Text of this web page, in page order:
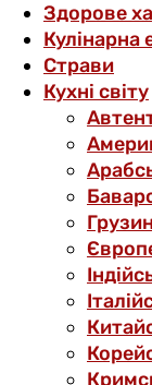
Здорове
Кулінарна
Страви
Кухні світу